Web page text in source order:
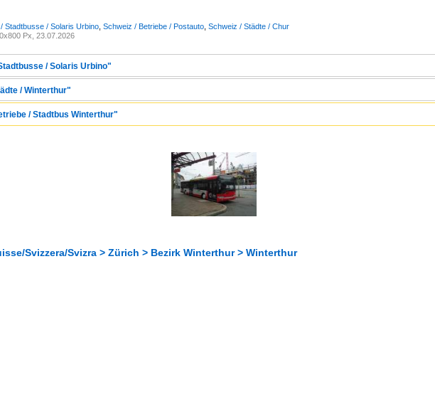
Stadtbusse / Solaris Urbino Schweiz / Betriebe / Postauto Schweiz / Städte / Chur
Px, 23.07.2026
/ Solaris Urbino"
/ Winterthur"
/ Stadtbus Winterthur"
Svizzera/Svizra > Zürich > Bezirk Winterthur > Winterthur